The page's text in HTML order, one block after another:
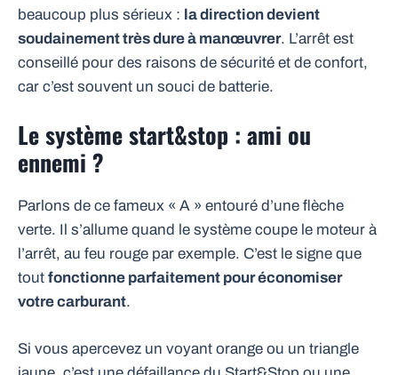
beaucoup plus sérieux : la direction devient
soudainement très dure à manœuvrer. L’arrêt est
conseillé pour des raisons de sécurité et de confort,
car c’est souvent un souci de batterie.
Le système start&stop : ami ou
ennemi ?
Parlons de ce fameux « A » entouré d’une flèche
verte. Il s’allume quand le système coupe le moteur à
l’arrêt, au feu rouge par exemple. C’est le signe que
tout fonctionne parfaitement pour économiser
votre carburant.
Si vous apercevez un voyant orange ou un triangle